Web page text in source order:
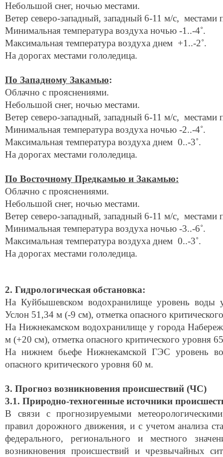
Небольшой снег, ночью местами.
Ветер северо-западный, западный 6-11 м/с,
Минимальная температура воздуха ночью -1..-4˚.
Максимальная температура воздуха днем +1..-2˚.
На дорогах местами гололедица.
По Западному Закамью:
Облачно с прояснениями.
Небольшой снег, ночью местами.
Ветер северо-западный, западный 6-11 м/с,
Минимальная температура воздуха ночью -2..-4˚.
Максимальная температура воздуха днем 0..-3˚.
На дорогах местами гололедица.
По Восточному Предкамью и Закамью:
Облачно с прояснениями.
Небольшой снег, ночью местами.
Ветер северо-западный, западный 6-11 м/с,
Минимальная температура воздуха ночью -3..-6˚.
Максимальная температура воздуха днем 0..-3˚.
На дорогах местами гололедица.
2. Гидрологическая обстановка:
На Куйбышевском водохранилище уровень воды
Услон 51,34 м (-9 см), отметка опасного
На Нижнекамском водохранилище у города
м (+20 см), отметка опасного критического уровня
На нижнем бьефе Нижнекамской ГЭС уровень
опасного критического уровня 60 м.
3. Прогноз возникновения происшествий (ЧС)
3.1. Природно-техногенные источники
В связи с прогнозируемыми
правил дорожного движения, и с учетом анализа
федерального, регионального и местного
возникновения происшествий и чрезвычайных